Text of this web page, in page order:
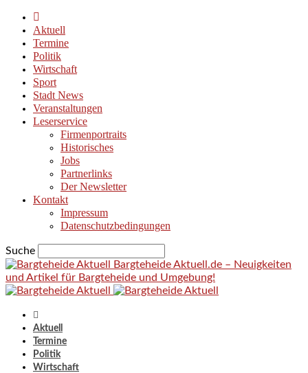
Aktuell
Termine
Politik
Wirtschaft
Sport
Stadt News
Veranstaltungen
Leserservice
Firmenportraits
Historisches
Jobs
Partnerlinks
Der Newsletter
Kontakt
Impressum
Datenschutzbedingungen
Suche
Bargteheide Aktuell.de – Neuigkeiten
und Artikel für Bargteheide und Umgebung!
Aktuell
Termine
Politik
Wirtschaft